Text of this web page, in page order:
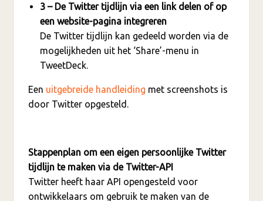
3 – De Twitter tijdlijn via een link delen of op
een website-pagina integreren
De Twitter tijdlijn kan gedeeld worden via de
mogelijkheden uit het ‘Share’-menu in
TweetDeck.
Een uitgebreide handleiding met screenshots is
door Twitter opgesteld.
Stappenplan om een eigen persoonlijke Twitter
tijdlijn te maken via de Twitter-API
Twitter heeft haar API opengesteld voor
ontwikkelaars om gebruik te maken van de